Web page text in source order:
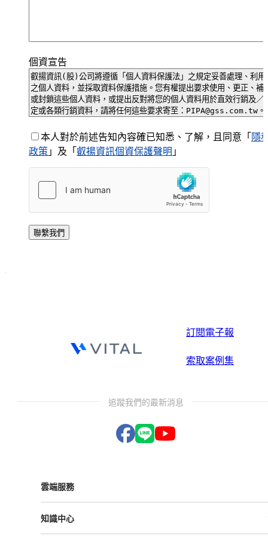
個資宣告
本人對於前述告知內容確已知悉、了解，且同意「 隱
政策 」及「 叡揚資訊個資保護聲明 」
聯繫我們
訂閱電子報
索取案例集
追蹤我們的最新消息
雲端服務
Vital NetZero
知識中心